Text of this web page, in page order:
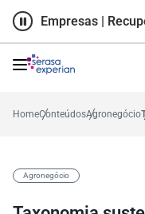
Empresas |
ano 57,2%Percentual no mês
HomeConteúdosAgronegócio
Agronegócio